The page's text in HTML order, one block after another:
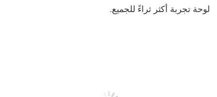
لوحة تجربة أكثر ثراءً للجميع.